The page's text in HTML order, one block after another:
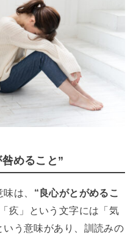
咎めること”
は、 “良心がとがめるこ
疚」という文字には「気
う意味があり、訓読みの